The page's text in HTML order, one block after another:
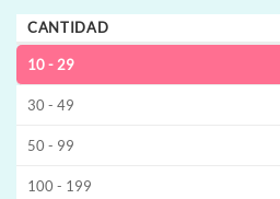
CANTIDAD
10 - 29
30 - 49
50 - 99
100 - 199